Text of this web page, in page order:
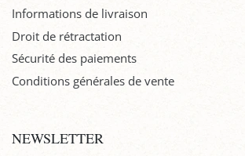
Informations de livraison
Droit de rétractation
Sécurité des paiements
Conditions générales de vente
NEWSLETTER